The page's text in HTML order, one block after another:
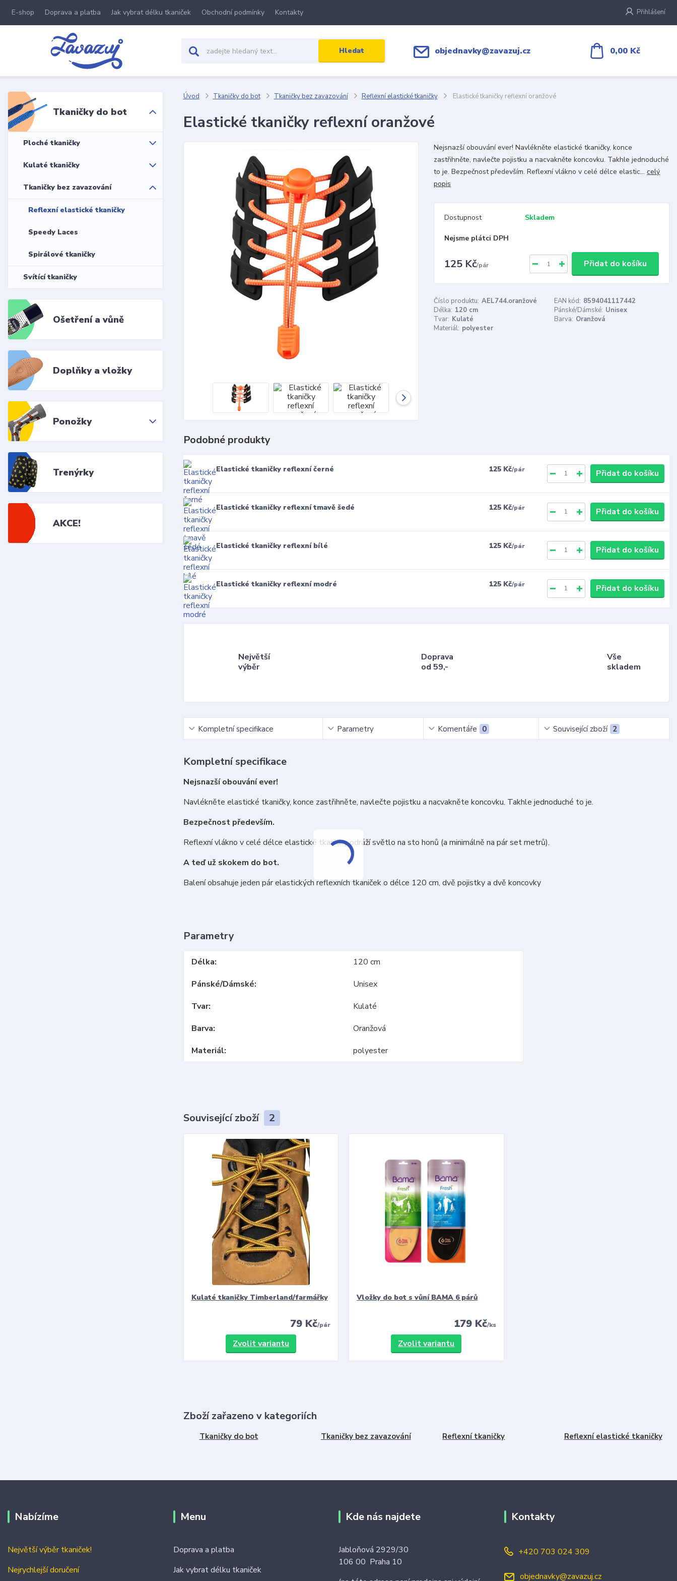
E-shop Doprava a platba Jak vybrat délku tkaniček Obchodní podmínky Kontakty Přihlášení
Hledat objednavky@zavazuj.cz 0,00 Kč
Tkaničky do bot
Ploché tkaničky
Kulaté tkaničky
Tkaničky bez zavazování
Reflexní elastické tkaničky
Speedy Laces
Spirálové tkaničky
Svítící tkaničky
Ošetření a vůně
Doplňky a vložky
Ponožky
Trenýrky
AKCE!
Úvod Tkaničky do bot Tkaničky bez zavazování Reflexní elastické tkaničky Elastické tkaničky reflexní oranžové
Elastické tkaničky reflexní oranžové
Nejsnazší obouvání ever! Navlékněte elastické tkaničky, konce
zastřihněte, navlečte pojistku a nacvakněte koncovku. Takhle jednoduché
to je. Bezpečnost především. Reflexní vlákno v celé délce elastic...celý
popis
Dostupnost Skladem
Nejsme plátci DPH
125 Kč/pár Přidat do košíku
Číslo produktu: AEL744.oranžové EAN kód: 8594041117442
Délka: 120 cm Pánské/Dámské: Unisex
Tvar: Kulaté Barva: Oranžová
Materiál: polyester
Podobné produkty
Elastické tkaničky reflexní černé 125 Kč/pár Přidat do košíku
Elastické tkaničky reflexní tmavě šedé 125 Kč/pár Přidat do košíku
Elastické tkaničky reflexní bílé 125 Kč/pár Přidat do košíku
Elastické tkaničky reflexní modré 125 Kč/pár Přidat do košíku
Největší
výběr
Doprava
od 59,-
Vše
skladem
Kompletní specifikace Parametry Komentáře 0 Související zboží 2
Kompletní specifikace
Nejsnazší obouvání ever!
Navlékněte elastické tkaničky, konce zastřihněte, navlečte pojistku a nacvakněte koncovku. Takhle jednoduché to je.
Bezpečnost především.
Reflexní vlákno v celé délce elastické tkaničky odráží světlo na sto honů (a minimálně na pár set metrů).
A teď už skokem do bot.
Balení obsahuje jeden pár elastických reflexních tkaniček o délce 120 cm, dvě pojistky a dvě koncovky
Parametry
Délka
120 cm
Pánské/Dámské
Unisex
Tvar
Kulaté
Barva
Oranžová
Materiál
polyester
Související zboží 2
Kulaté tkaničky Timberland/farmářky
79 Kč/pár
Zvolit variantu
Vložky do bot s vůní BAMA 6 párů
179 Kč/ks
Zvolit variantu
Zboží zařazeno v kategoriích
Tkaničky do bot Tkaničky bez zavazování Reflexní tkaničky Reflexní elastické tkaničky
Nabízíme
Největší výběr tkaniček!
Nejrychlejší doručení
Menu
Doprava a platba
Jak vybrat délku tkaniček
Kde nás najdete
Jabloňová 2929/30
106 00 Praha 10
Kontakty
+420 703 024 309
objednavky@zavazuj.cz